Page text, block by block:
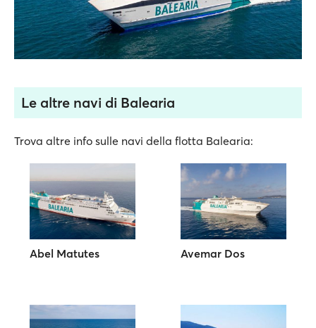
Le altre navi di Balearia
Trova altre info sulle navi della flotta Balearia:
Abel Matutes Avemar Dos